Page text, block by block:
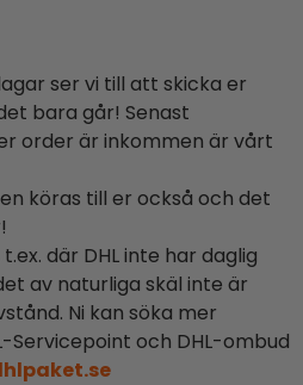
ser vi till att skicka er
bara går! Senast
order är inkommen är vårt
köras till er också och det
där DHL inte har daglig
av naturliga skäl inte är
Ni kan söka mer
Servicepoint och DHL-ombud